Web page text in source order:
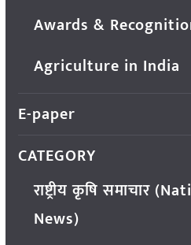
Awards &
Agriculture in India
E-paper
CATEGORY
राष्ट्रीय कृषि समाचार
News)